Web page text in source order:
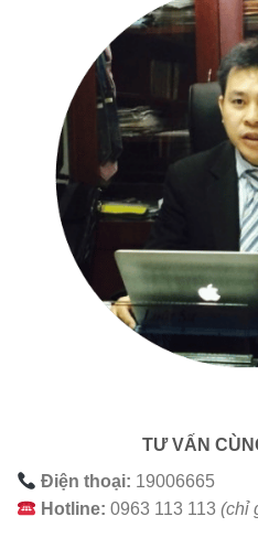
TƯ VẤN
Điện thoại: 19006665
Hotline: 0963 113 113(chỉ